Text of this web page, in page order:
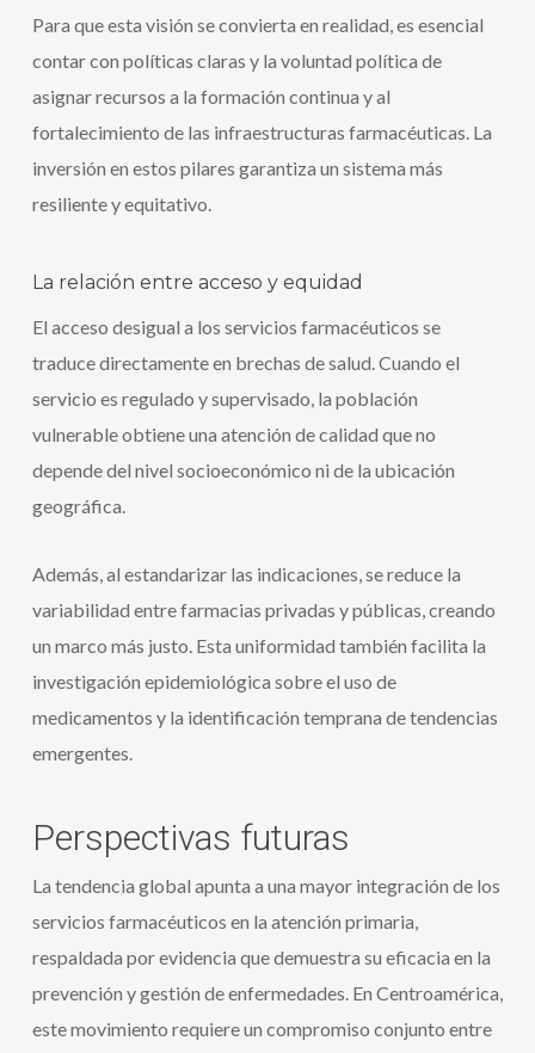
Para que esta visión se convierta en realidad, es esencial
contar con políticas claras y la voluntad política de
asignar recursos a la formación continua y al
fortalecimiento de las infraestructuras farmacéuticas. La
inversión en estos pilares garantiza un sistema más
resiliente y equitativo.
La relación entre acceso y equidad
El acceso desigual a los servicios farmacéuticos se
traduce directamente en brechas de salud. Cuando el
servicio es regulado y supervisado, la población
vulnerable obtiene una atención de calidad que no
depende del nivel socioeconómico ni de la ubicación
geográfica.
Además, al estandarizar las indicaciones, se reduce la
variabilidad entre farmacias privadas y públicas, creando
un marco más justo. Esta uniformidad también facilita la
investigación epidemiológica sobre el uso de
medicamentos y la identificación temprana de tendencias
emergentes.
Perspectivas futuras
La tendencia global apunta a una mayor integración de los
servicios farmacéuticos en la atención primaria,
respaldada por evidencia que demuestra su eficacia en la
prevención y gestión de enfermedades. En Centroamérica,
este movimiento requiere un compromiso conjunto entre